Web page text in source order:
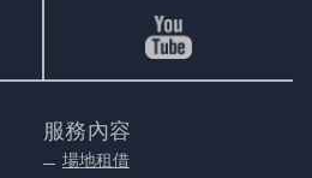
服務內容
場地租借